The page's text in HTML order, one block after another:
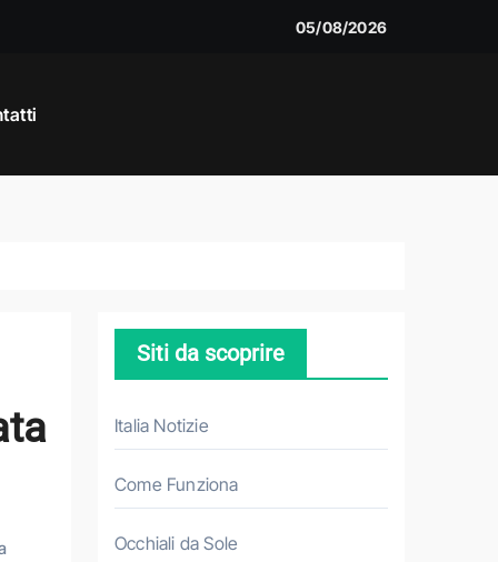
05/08/2026
Siti da scoprire
Italia Notizie
Come Funziona
Occhiali da Sole